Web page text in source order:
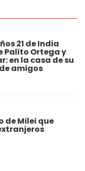
21 de India
Palito Ortega y
en la casa de su
amigos
de Milei que